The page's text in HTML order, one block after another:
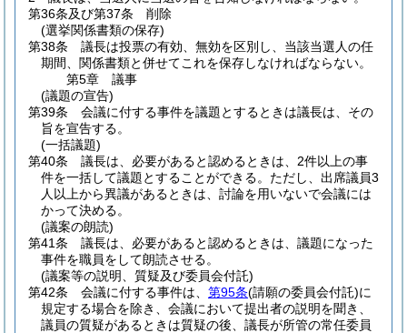
第36条及び第37条
削除
(選挙関係書類の保存)
第38条
議長は投票の有効、無効を区別し、当該当選人の任
期間、関係書類と併せてこれを保存しなければならない。
第5章
議事
(議題の宣告)
第39条
会議に付する事件を議題とするときは議長は、その
旨を宣告する。
(一括議題)
第40条
議長は、必要があると認めるときは、2件以上の事
件を一括して議題とすることができる。 ただし、出席議員3
人以上から異議があるときは、討論を用いないで会議には
かって決める。
(議案の朗読)
第41条
議長は、必要があると認めるときは、議題になった
事件を職員をして朗読させる。
(議案等の説明、質疑及び委員会付託)
第42条
会議に付する事件は、 第95条(請願の委員会付託)に
規定する場合を除き、会議において提出者の説明を聞き、
議員の質疑があるときは質疑の後、議長が所管の常任委員